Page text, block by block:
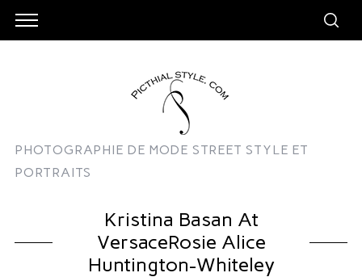
PHOTOGRAPHIE DE MODE STREET STYLE ET
PORTRAITS
Kristina Basan At
VersaceRosie Alice
Huntington-Whiteley